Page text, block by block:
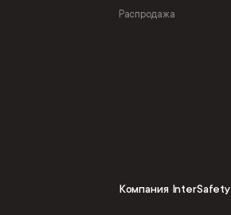
Распродажа
Компания InterSafety